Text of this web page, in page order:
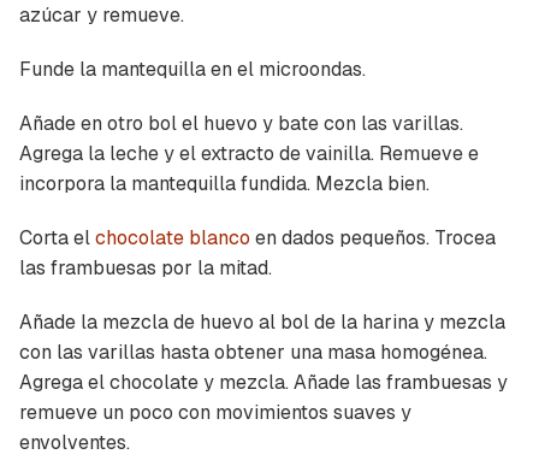
azúcar y remueve.
Funde la mantequilla en el microondas.
Añade en otro bol el huevo y bate con las varillas.
Agrega la leche y el extracto de vainilla. Remueve e
incorpora la mantequilla fundida. Mezcla bien.
Corta elchocolate blanco en dados pequeños. Trocea
las frambuesas por la mitad.
Añade la mezcla de huevo al bol de la harina y mezcla
con las varillas hasta obtener una masa homogénea.
Agrega el chocolate y mezcla. Añade las frambuesas y
remueve un poco con movimientos suaves y
envolventes.